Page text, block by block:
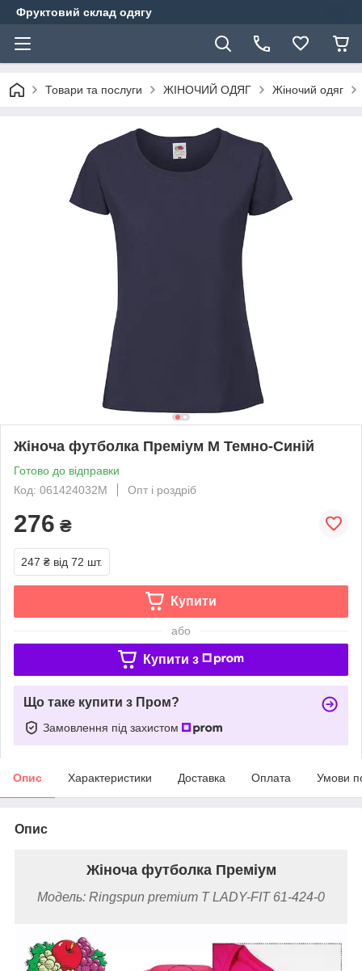
Фруктовий склад одягу
Товари та послуги ЖІНОЧИЙ ОДЯГ Жіночий одяг
Жіноча футболка Преміум M Темно-Синій
Готово до відправки
Код: 061424032M
Опт і роздріб
276 ₴
247 ₴ від 72 шт.
Купити
або
Купити з
Що таке купити з Пром?
Замовлення під захистом
Опис Характеристики Доставка Оплата Умови
Опис
Жіноча футболка Преміум
Модель: Ringspun premium T LADY-FIT 61-424-0